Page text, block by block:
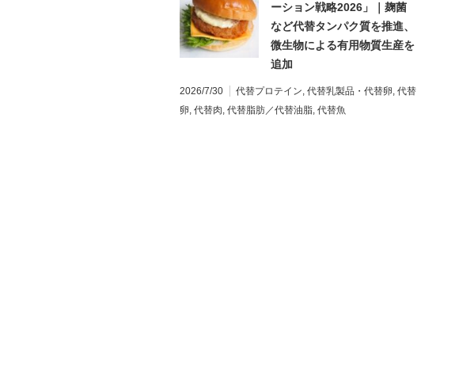
ーション戦略2026」｜麹菌
など代替タンパク質を推進、
微生物による有用物質生産を
追加
2026/7/30 代替プロテイン, 代替乳製品・代替卵, 代替
卵, 代替肉, 代替脂肪／代替油脂, 代替魚